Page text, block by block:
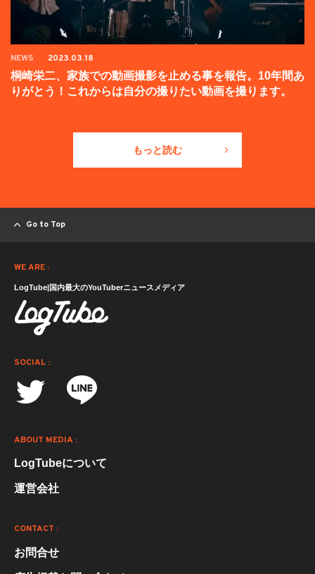
NEWS 2023.03.18
桐崎栄二、家族での動画撮影を止める事を報告。10年間あ
りがとう！これからは自分の撮りたい動画を撮ります。
もっと読む
Go to Top
WE ARE :
LogTube|国内最大のYouTuberニュースメディア
SOCIAL :
ABOUT MEDIA :
LogTubeについて
運営会社
CONTACT :
お問合せ